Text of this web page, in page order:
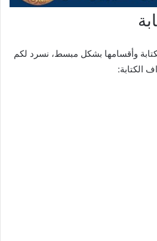
وأقسامها بشكل مبسط، نسرد لكم
الكتابة: